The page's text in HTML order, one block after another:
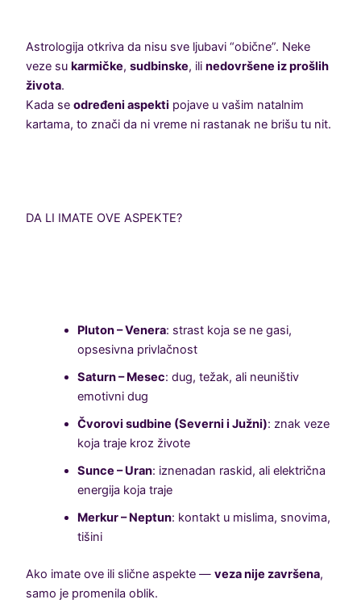
Astrologija otkriva da nisu sve ljubavi “obične”. Neke
veze sukarmičke,sudbinske, ilinedovršene iz prošlih
života.
Kada seodređeni aspekti pojave u vašim natalnim
kartama, to znači da ni vreme ni rastanak ne brišu tu nit.
DA LI IMATE OVE ASPEKTE?
Pluton – Venera: strast koja se ne gasi,
opsesivna privlačnost
Saturn – Mesec: dug, težak, ali neuništiv
emotivni dug
Čvorovi sudbine (Severni i Južni): znak veze
koja traje kroz živote
Sunce – Uran: iznenadan raskid, ali električna
energija koja traje
Merkur – Neptun: kontakt u mislima, snovima,
tišini
Ako imate ove ili slične aspekte —veza nije završena,
samo je promenila oblik.